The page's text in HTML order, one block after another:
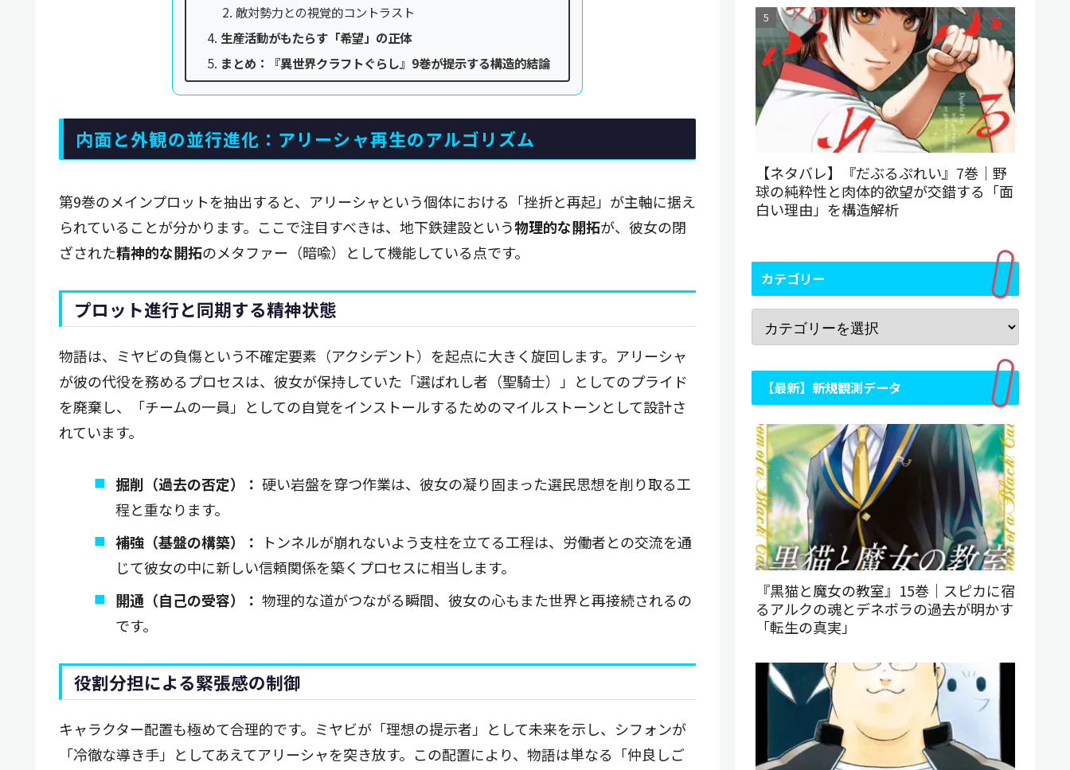
敵対勢力との視覚的コントラスト
生産活動がもたらす「希望」の正体
まとめ：『異世界クラフトぐらし』9巻が提示する構造的結論
内面と外観の並行進化：アリーシャ再生のアルゴリズム
第9巻のメインプロットを抽出すると、アリーシャという個体における「挫折と再起」が主軸に据え
られていることが分かります。ここで注目すべきは、地下鉄建設という物理的な開拓が、彼女の閉
ざされた精神的な開拓のメタファー（暗喩）として機能している点です。
プロット進行と同期する精神状態
物語は、ミヤビの負傷という不確定要素（アクシデント）を起点に大きく旋回します。アリーシャ
が彼の代役を務めるプロセスは、彼女が保持していた「選ばれし者（聖騎士）」としてのプライド
を廃棄し、「チームの一員」としての自覚をインストールするためのマイルストーンとして設計さ
れています。
掘削（過去の否定）： 硬い岩盤を穿つ作業は、彼女の凝り固まった選民思想を削り取る工
程と重なります。
補強（基盤の構築）：
トンネルが崩れないよう支柱を立てる工程は、労働者との交流を通
じて彼女の中に新しい信頼関係を築くプロセスに相当します。
開通（自己の受容）： 物理的な道がつながる瞬間、彼女の心もまた世界と再接続されるの
です。
役割分担による緊張感の制御
キャラクター配置も極めて合理的です。ミヤビが「理想の提示者」として未来を示し、シフォンが
「冷徹な導き手」としてあえてアリーシャを突き放す。この配置により、物語は単なる「仲良しご
【ネタバレ】『だぶるぷれい』7巻｜野
球の純粋性と肉体的欲望が交錯する「面
白い理由」を構造解析
カテゴリー
【最新】新規観測データ
『黒猫と魔女の教室』15巻｜スピカに宿
るアルクの魂とデネボラの過去が明かす
「転生の真実」